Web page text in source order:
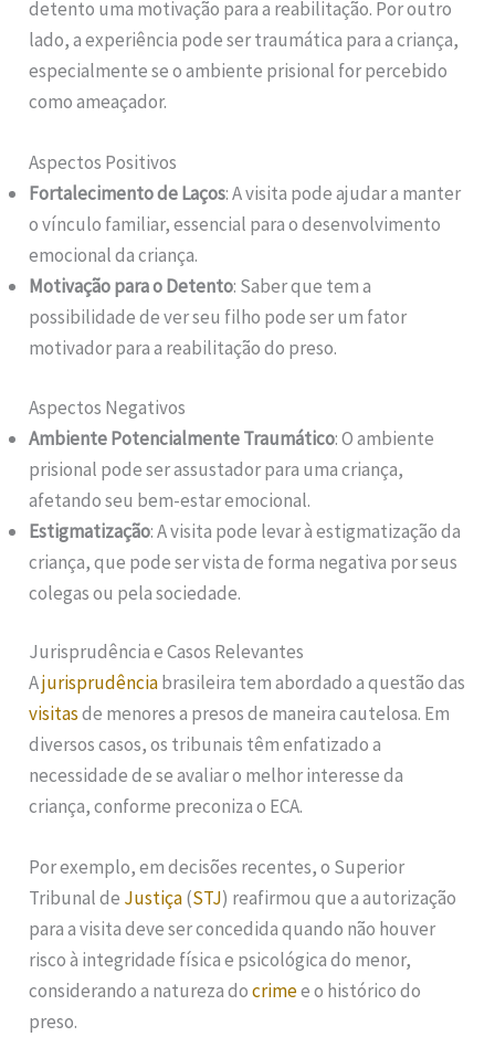
detento uma motivação para a reabilitação. Por outro
lado, a experiência pode ser traumática para a criança,
especialmente se o ambiente prisional for percebido
como ameaçador.
Aspectos Positivos
Fortalecimento de Laços: A visita pode ajudar a manter
o vínculo familiar, essencial para o desenvolvimento
emocional da criança.
Motivação para o Detento: Saber que tem a
possibilidade de ver seu filho pode ser um fator
motivador para a reabilitação do preso.
Aspectos Negativos
Ambiente Potencialmente Traumático: O ambiente
prisional pode ser assustador para uma criança,
afetando seu bem-estar emocional.
Estigmatização: A visita pode levar à estigmatização da
criança, que pode ser vista de forma negativa por seus
colegas ou pela sociedade.
Jurisprudência e Casos Relevantes
Ajurisprudênciabrasileira tem abordado a questão das
visitasde menores a presos de maneira cautelosa. Em
diversos casos, os tribunais têm enfatizado a
necessidade de se avaliar o melhor interesse da
criança, conforme preconiza o ECA.
Por exemplo, em decisões recentes, o Superior
Tribunal de Justiça(STJ) reafirmou que a autorização
para a visita deve ser concedida quando não houver
risco à integridade física e psicológica do menor,
considerando a natureza docrimee o histórico do
preso.